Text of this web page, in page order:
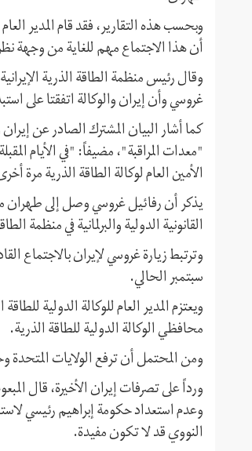
وبحسب هذه التقارير، فقد قام المدير
أن هذا الاجتماع مهم للغاية من وجهة
وقال رئيس منظمة الطاقة الذرية
غروسي وأن إيران والوكالة اتفقتا على
كما أشار البيان المشترك الصادر عن
"معدات المراقبة"، مضيفاً: "في الأيام
الأمين العام لوكالة الطاقة الذرية مرة
القانونية الدولية والبرلمانية في منظمة
سبتمبر الحالي.
ويعتزم المدير العام للوكالة الدولية
محافظي الوكالة الدولية للطاقة الذرية.
ومن المحتمل أن ترفع الولايات المتحدة
ورداً على تصرفات إيران الأخيرة، قال
وعدم استعداد حكومة إبراهيم رئيسي
النووي قد لا تكون مفيدة.